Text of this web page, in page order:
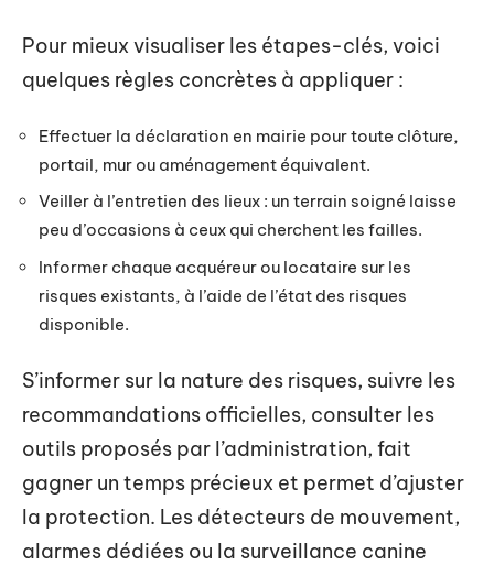
Pour mieux visualiser les étapes-clés, voici
quelques règles concrètes à appliquer :
Effectuer la déclaration en mairie pour toute clôture,
portail, mur ou aménagement équivalent.
Veiller à l’entretien des lieux : un terrain soigné laisse
peu d’occasions à ceux qui cherchent les failles.
Informer chaque acquéreur ou locataire sur les
risques existants, à l’aide de l’état des risques
disponible.
S’informer sur la nature des risques, suivre les
recommandations officielles, consulter les
outils proposés par l’administration, fait
gagner un temps précieux et permet d’ajuster
la protection. Les détecteurs de mouvement,
alarmes dédiées ou la surveillance canine